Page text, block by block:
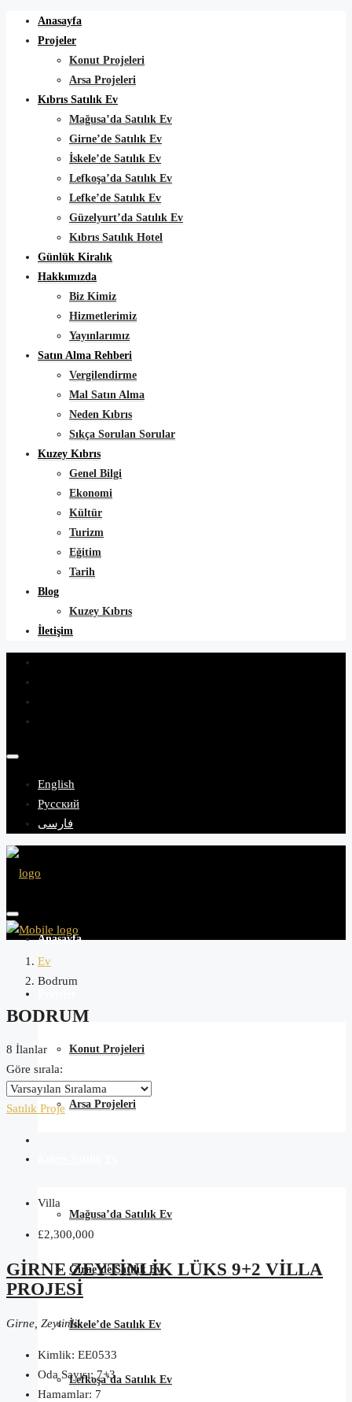
Anasayfa
Projeler
Konut Projeleri
Arsa Projeleri
Kıbrıs Satılık Ev
Mağusa’da Satılık Ev
Girne’de Satılık Ev
İskele’de Satılık Ev
Lefkoşa’da Satılık Ev
Lefke’de Satılık Ev
Güzelyurt’da Satılık Ev
Kıbrıs Satılık Hotel
Günlük Kiralık
Hakkımızda
Biz Kimiz
Hizmetlerimiz
Yayınlarımız
Satın Alma Rehberi
Vergilendirme
Mal Satın Alma
Neden Kıbrıs
Sıkça Sorulan Sorular
Kuzey Kıbrıs
Genel Bilgi
Ekonomi
Kültür
Turizm
Eğitim
Tarih
Blog
Kuzey Kıbrıs
İletişim
English
Русский
فارسی
Anasayfa
Konut Projeleri
Arsa Projeleri
Mağusa’da Satılık Ev
Girne’de Satılık Ev
İskele’de Satılık Ev
Lefkoşa’da Satılık Ev
Ev
Bodrum
BODRUM
8 İlanlar
Göre sırala:
Satılık Proje
Villa
£2,300,000
GIRNE ZEYTINLIK LÜKS 9+2 VILLA
PROJESI
Girne, Zeytinlik
Kimlik: EE0533
Oda Sayısı: 7+3
Hamamlar: 7